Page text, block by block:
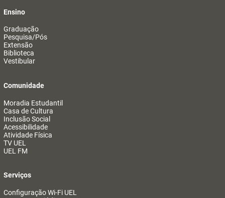
Ensino
Graduação
Pesquisa/Pós
Extensão
Biblioteca
Vestibular
Comunidade
Moradia Estudantil
Casa de Cultura
Inclusão Social
Acessibilidade
Atividade Física
TV UEL
UEL FM
Serviços
Configuração Wi-Fi UEL